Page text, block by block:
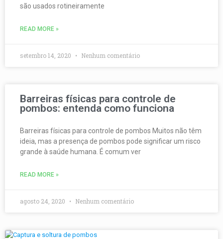
são usados rotineiramente
READ MORE »
setembro 14, 2020 Nenhum comentário
Barreiras físicas para controle de
pombos: entenda como funciona
Barreiras físicas para controle de pombos Muitos não têm
ideia, mas a presença de pombos pode significar um risco
grande à saúde humana. É comum ver
READ MORE »
agosto 24, 2020 Nenhum comentário